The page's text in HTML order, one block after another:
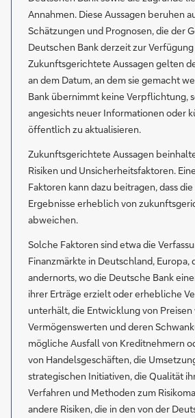
Annahmen. Diese Aussagen beruhen
Schätzungen und Prognosen, die der
Deutschen Bank derzeit zur
Zukunftsgerichtete Aussagen gelten
an dem Datum, an dem sie gemacht
Bank übernimmt keine Verpflichtung,
angesichts neuer Informationen oder
öffentlich zu aktualisieren.
Zukunftsgerichtete Aussagen
Risiken und Unsicherheitsfaktoren.
Faktoren kann dazu beitragen, dass
Ergebnisse erheblich von
abweichen.
Solche Faktoren sind etwa die
Finanzmärkte in Deutschland, Europa,
andernorts, wo die Deutsche Bank
ihrer Erträge erzielt oder erhebliche
unterhält, die Entwicklung von Preisen
Vermögenswerten und deren
mögliche Ausfall von Kreditnehmern
von Handelsgeschäften, die
strategischen Initiativen, die Qualität
Verfahren und Methoden zum
andere Risiken, die in den von der